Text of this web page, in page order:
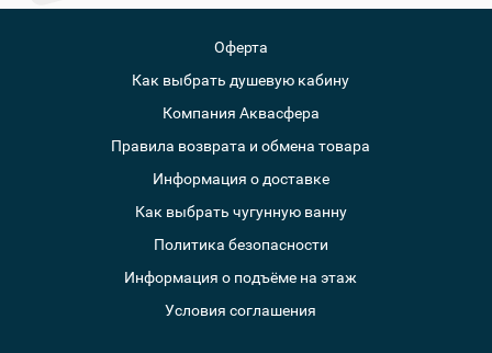
Оферта
Как выбрать душевую кабину
Компания Аквасфера
Правила возврата и обмена товара
Информация о доставке
Как выбрать чугунную ванну
Политика безопасности
Информация о подъёме на этаж
Условия соглашения